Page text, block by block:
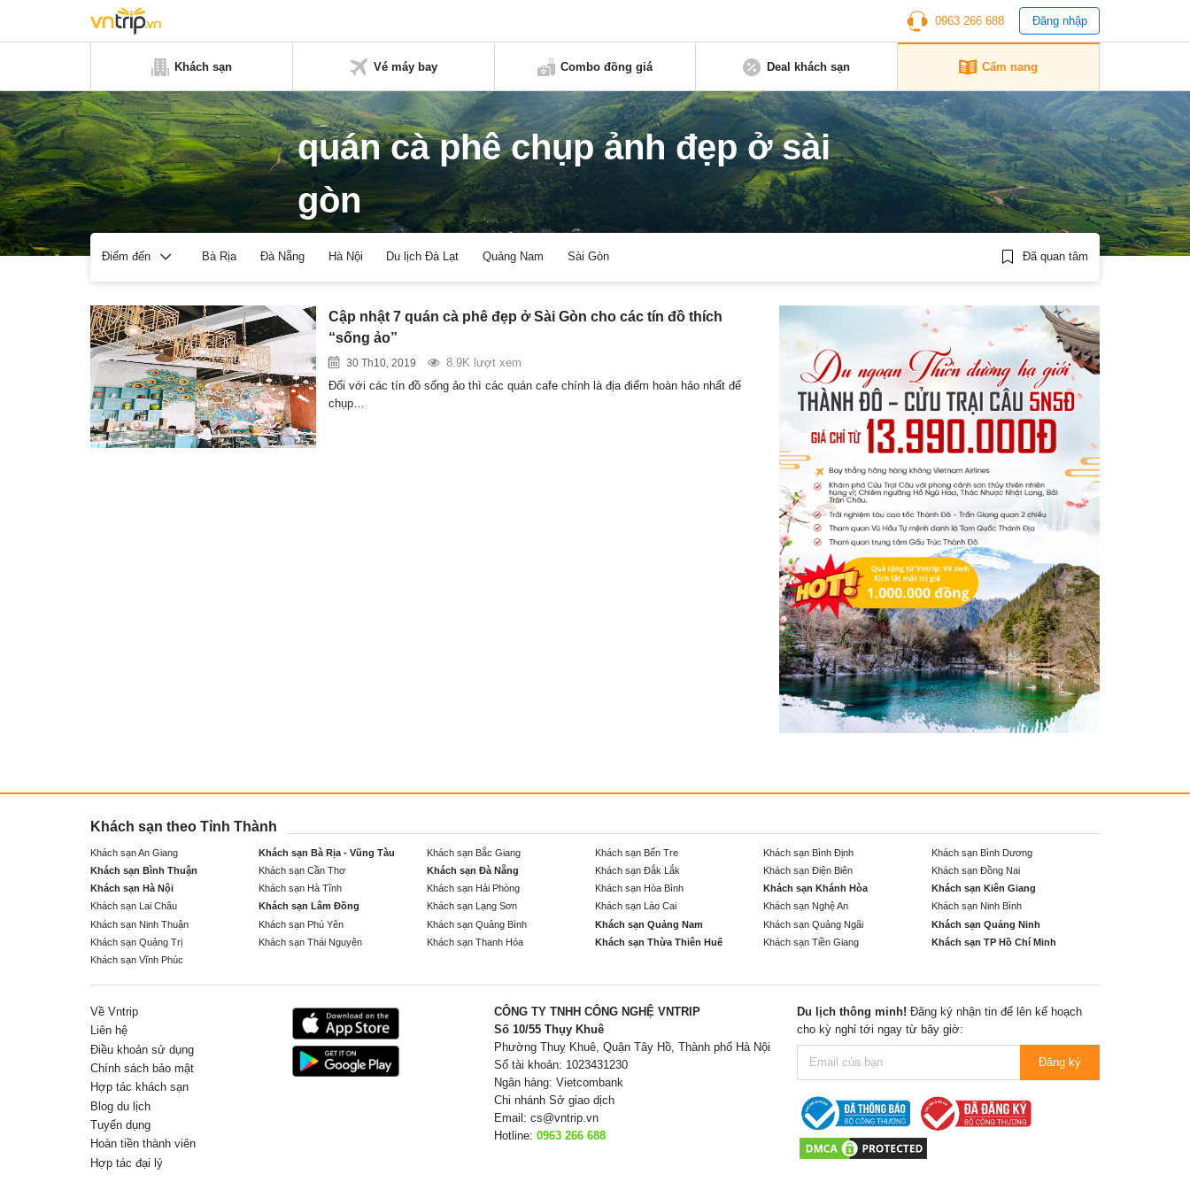
0963 266 688 Đăng nhập
Khách sạn Vé máy bay Combo đồng giá Deal khách sạn Cẩm nang
quán cà phê chụp ảnh đẹp ở sài
gòn
Điểm đến Bà Rịa Đà Nẵng Hà Nội Du lịch Đà Lạt Quảng Nam Sài Gòn Đã quan tâm
Cập nhật 7 quán cà phê đẹp ở Sài Gòn cho các tín đồ thích
“sống ảo”
30 Th10, 2019
8.9K lượt xem
Đối với các tín đồ sống ảo thì các quán cafe chính là địa điểm hoàn hảo nhất để
chụp…
Khách sạn theo Tỉnh Thành
Khách sạn An Giang Khách sạn Bà Rịa - Vũng Tàu Khách sạn Bắc Giang Khách sạn Bến Tre Khách sạn Bình Định
Khách sạn Bình Dương
Khách sạn Bình Thuận
Khách sạn Cần Thơ Khách sạn Đà Nẵng Khách sạn Đắk Lắk Khách sạn Điện Biên
Khách sạn Đồng Nai
Khách sạn Hà Nội
Khách sạn Hà Tĩnh Khách sạn Hải Phòng Khách sạn Hòa Bình Khách sạn Khánh Hòa
Khách sạn Kiên Giang
Khách sạn Lai Châu
Khách sạn Lâm Đồng Khách sạn Lạng Sơn Khách sạn Lào Cai Khách sạn Nghệ An
Khách sạn Ninh Bình
Khách sạn Ninh Thuận
Khách sạn Phú Yên Khách sạn Quảng Bình Khách sạn Quảng Nam Khách sạn Quảng Ngãi
Khách sạn Quảng Ninh
Khách sạn Quảng Trị
Khách sạn Thái Nguyên Khách sạn Thanh Hóa Khách sạn Thừa Thiên Huế Khách sạn Tiền Giang
Khách sạn TP Hồ Chí Minh
Khách sạn Vĩnh Phúc
Về Vntrip
Liên hệ
Điều khoản sử dụng
Chính sách bảo mật
Hợp tác khách sạn
Blog du lịch
Tuyển dụng
Hoàn tiền thành viên
Hợp tác đại lý
CÔNG TY TNHH CÔNG NGHỆ VNTRIP
Số 10/55 Thụy Khuê
Phường Thuỵ Khuê, Quận Tây Hồ, Thành phố Hà Nội
Số tài khoản: 1023431230
Ngân hàng: Vietcombank
Chi nhánh Sở giao dịch
Email: cs@vntrip.vn
Hotline: 0963 266 688
Du lịch thông minh! Đăng ký nhận tin để lên kế hoạch
cho kỳ nghỉ tới ngay từ bây giờ:
Đăng ký